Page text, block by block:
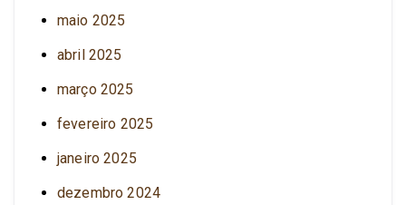
maio 2025
abril 2025
março 2025
fevereiro 2025
janeiro 2025
dezembro 2024